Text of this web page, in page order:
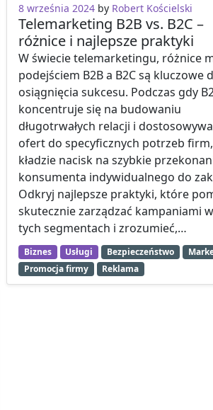
8 września 2024 by Robert Kościelski
Telemarketing B2B vs. B2C –
różnice i najlepsze praktyki
W świecie telemarketingu, różnice
podejściem B2B a B2C są kluczowe
osiągnięcia sukcesu. Podczas gdy
koncentruje się na budowaniu
długotrwałych relacji i
ofert do specyficznych potrzeb firm,
kładzie nacisk na szybkie
konsumenta indywidualnego do
Odkryj najlepsze praktyki, które
skutecznie zarządzać kampaniami
tych segmentach i zrozumieć,…
Biznes Usługi Bezpieczeństwo
Promocja firmy
Reklama